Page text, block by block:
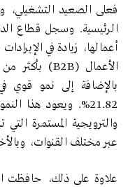
فعلى الصعيد التشغيلي،
21.82%. ويعود هذا
والترويجية المستمرة
عبر مختلف القنوات،
علاوة على ذلك، حافظت